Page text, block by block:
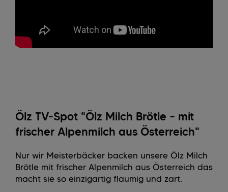
Ölz TV-Spot "Ölz Milch Brötle – mit
frischer Alpenmilch aus Österreich"
Nur wir Meisterbäcker backen unsere Ölz Milch
Brötle mit frischer Alpenmilch aus Österreich das
macht sie so einzigartig flaumig und zart.